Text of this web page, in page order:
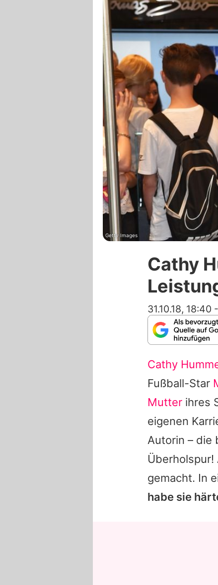
Getty Images
Cathy
31.10.18, 18:40 -
Cathy
Fußball-Star
Mutter ihres
eigenen
Autorin – die
Überholspur!
gemacht. In
habe sie